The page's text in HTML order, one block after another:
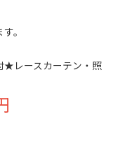
。
★レースカーテン・照